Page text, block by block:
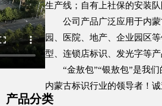
生产线；自有上社保的安装
公司产品广泛应用于内
园、医院、地产、企业园区
型、连锁店标识、发光字等产
“金敖包”“银敖包”是我
内蒙古标识行业的领导者！
产品分类